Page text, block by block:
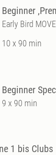
Beginner
Early Bird
10 x 90 min
Beginner
9 x 90 min
1 bis Clubs